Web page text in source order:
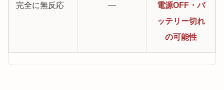
完全に無反応 —
電源OFF・バ
ッテリー切れ
の可能性